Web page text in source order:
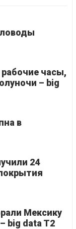
часы,
– big
в
24
Мексику
big data T2